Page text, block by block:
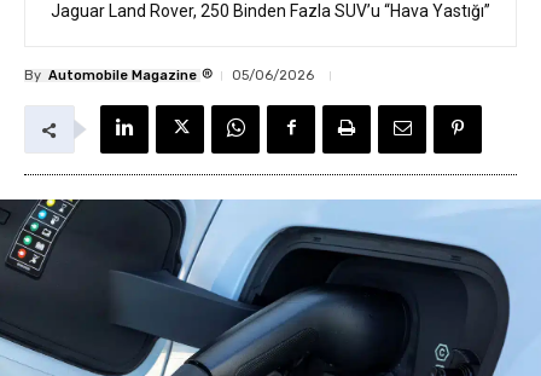
Jaguar Land Rover, 250 Binden Fazla SUV’u “Hava Yastığı”
By Automobile Magazine ® 05/06/2026